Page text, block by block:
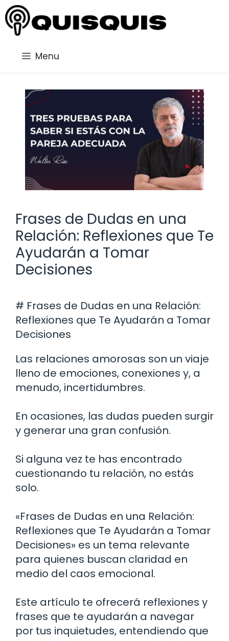
Saltar
al
contenido
Menu
Frases de Dudas en una
Relación: Reflexiones que Te
Ayudarán a Tomar
Decisiones
# Frases de Dudas en una Relación:
Reflexiones que Te Ayudarán a Tomar
Decisiones
Las relaciones amorosas son un viaje
lleno de emociones, conexiones y, a
menudo, incertidumbres.
En ocasiones, las dudas pueden surgir
y generar una gran confusión.
Si alguna vez te has encontrado
cuestionando tu relación, no estás
solo.
«Frases de Dudas en una Relación:
Reflexiones que Te Ayudarán a Tomar
Decisiones» es un tema relevante
para quienes buscan claridad en
medio del caos emocional.
Este artículo te ofrecerá reflexiones y
frases que te ayudarán a navegar
por tus inquietudes, entendiendo que